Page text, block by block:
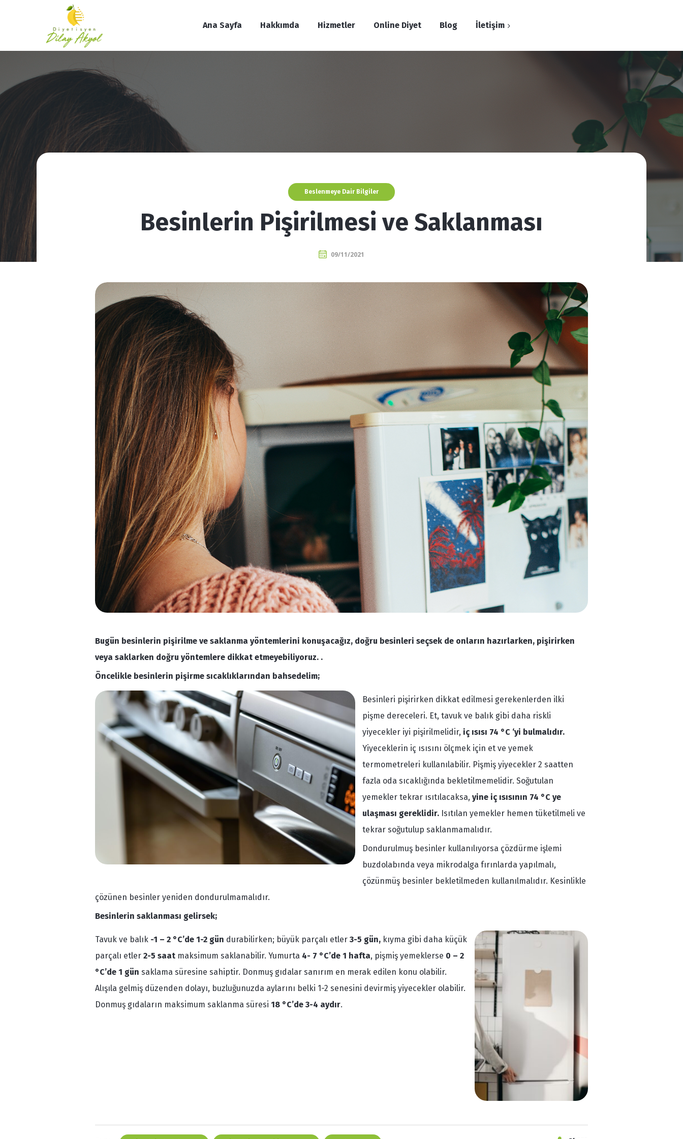
Ana Sayfa Hakkımda Hizmetler Online Diyet Blog İletişim
Beslenmeye Dair Bilgiler
Besinlerin Pişirilmesi ve Saklanması
09/11/2021
Bugün besinlerin pişirilme ve saklanma yöntemlerini konuşacağız, doğru besinleri seçsek de onların hazırlarken, pişirirken
veya saklarken doğru yöntemlere dikkat etmeyebiliyoruz. .
Öncelikle besinlerin pişirme sıcaklıklarından bahsedelim;
Besinleri pişirirken dikkat edilmesi gerekenlerden ilki
pişme dereceleri. Et, tavuk ve balık gibi daha riskli
yiyecekler iyi pişirilmelidir, iç ısısı 74 °C ‘yi bulmalıdır.
Yiyeceklerin iç ısısını ölçmek için et ve yemek
termometreleri kullanılabilir. Pişmiş yiyecekler 2 saatten
fazla oda sıcaklığında bekletilmemelidir. Soğutulan
yemekler tekrar ısıtılacaksa, yine iç ısısının 74 °C ye
ulaşması gereklidir. Isıtılan yemekler hemen tüketilmeli ve
tekrar soğutulup saklanmamalıdır.
Dondurulmuş besinler kullanılıyorsa çözdürme işlemi
buzdolabında veya mikrodalga fırınlarda yapılmalı,
çözünmüş besinler bekletilmeden kullanılmalıdır. Kesinlikle
çözünen besinler yeniden dondurulmamalıdır.
Besinlerin saklanması gelirsek;
Tavuk ve balık -1 – 2 °C’de 1-2 gün durabilirken; büyük parçalı etler 3-5 gün, kıyma gibi daha küçük
parçalı etler 2-5 saat maksimum saklanabilir. Yumurta 4- 7 °C’de 1 hafta, pişmiş yemeklerse 0 – 2
°C’de 1 gün saklama süresine sahiptir. Donmuş gıdalar sanırım en merak edilen konu olabilir.
Alışıla gelmiş düzenden dolayı, buzluğunuzda aylarını belki 1-2 senesini devirmiş yiyecekler olabilir.
Donmuş gıdaların maksimum saklanma süresi 18 °C’de 3-4 aydır.